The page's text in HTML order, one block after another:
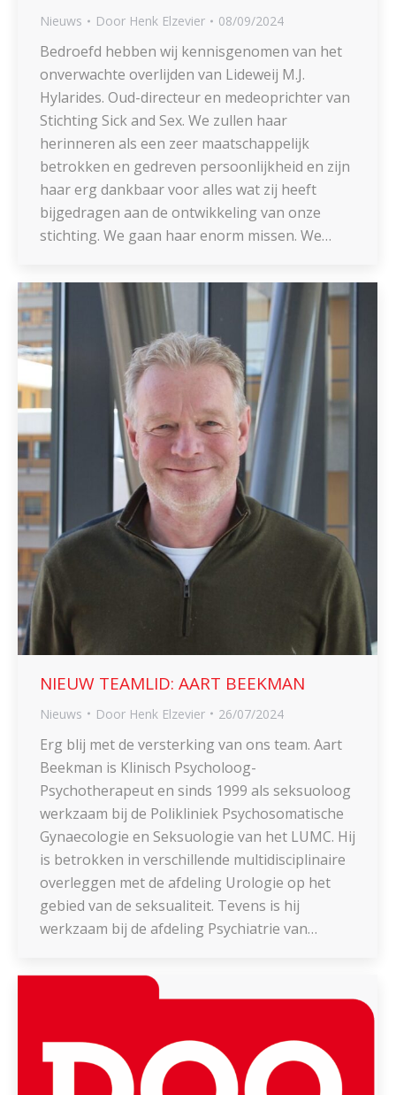
Nieuws Door Henk Elzevier 08/09/2024
Bedroefd hebben wij kennisgenomen van het
onverwachte overlijden van Lideweij M.J.
Hylarides. Oud-directeur en medeoprichter van
Stichting Sick and Sex. We zullen haar
herinneren als een zeer maatschappelijk
betrokken en gedreven persoonlijkheid en zijn
haar erg dankbaar voor alles wat zij heeft
bijgedragen aan de ontwikkeling van onze
stichting. We gaan haar enorm missen. We…
NIEUW TEAMLID: AART BEEKMAN
Nieuws Door Henk Elzevier 26/07/2024
Erg blij met de versterking van ons team. Aart
Beekman is Klinisch Psycholoog-
Psychotherapeut en sinds 1999 als seksuoloog
werkzaam bij de Polikliniek Psychosomatische
Gynaecologie en Seksuologie van het LUMC. Hij
is betrokken in verschillende multidisciplinaire
overleggen met de afdeling Urologie op het
gebied van de seksualiteit. Tevens is hij
werkzaam bij de afdeling Psychiatrie van…